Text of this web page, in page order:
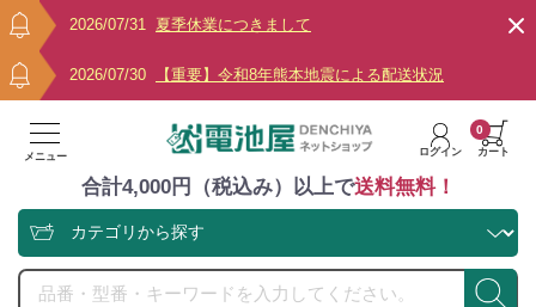
2026/07/31 夏季休業につきまして
2026/07/30 【重要】令和8年熊本地震による配送状況
メニュー ログイン カート
0
合計4,000円（税込み）以上で送料無料！